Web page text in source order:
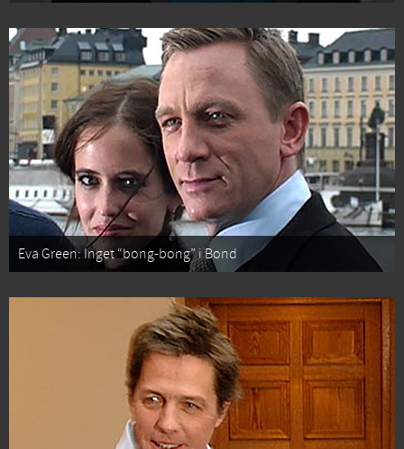
Eva Green: Inget “bong-bong” i Bond